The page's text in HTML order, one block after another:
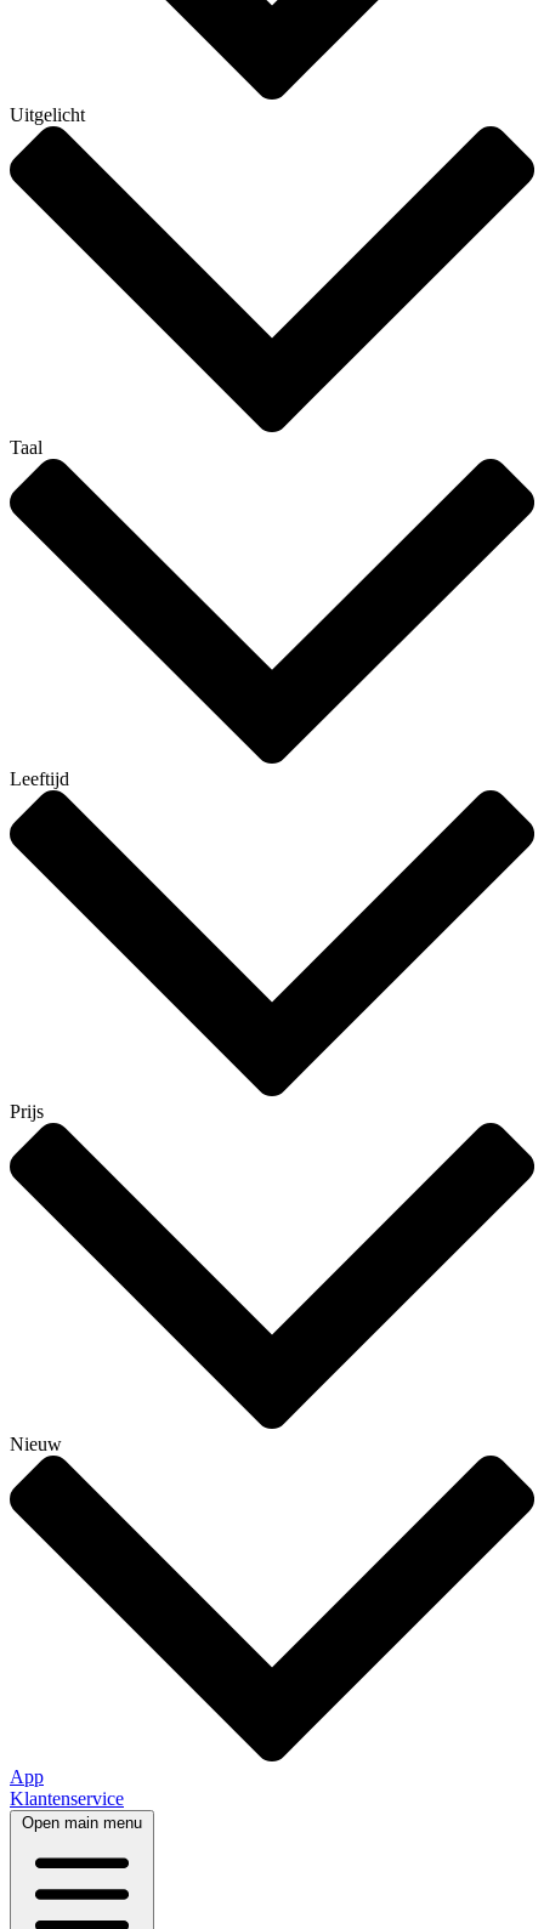
Uitgelicht
Taal
Leeftijd
Prijs
Nieuw
App
Klantenservice
Open main menu